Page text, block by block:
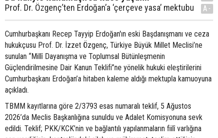
Prof. Dr. Özgenç’ten Erdoğan’a ‘çerçeve yasa’ mektubu
A-
Cumhurbaşkanı Recep Tayyip Erdoğan'ın eski Başdanışmanı ve ceza
hukukçusu Prof. Dr. İzzet Özgenç, Türkiye Büyük Millet Meclisi’ne
sunulan “Millî Dayanışma ve Toplumsal Bütünleşmenin
Güçlendirilmesine Dair Kanun Teklifi”ne yönelik hukuki eleştirilerini
Cumhurbaşkanı Erdoğan’a hitaben kaleme aldığı mektupla kamuoyuna
açıkladı.
TBMM kayıtlarına göre 2/3793 esas numaralı teklif, 5 Ağustos
2026’da Meclis Başkanlığına sunuldu ve Adalet Komisyonuna sevk
edildi. Teklif; PKK/KCK’nin ve bağlantılı yapılanmaların fiilî varlığına